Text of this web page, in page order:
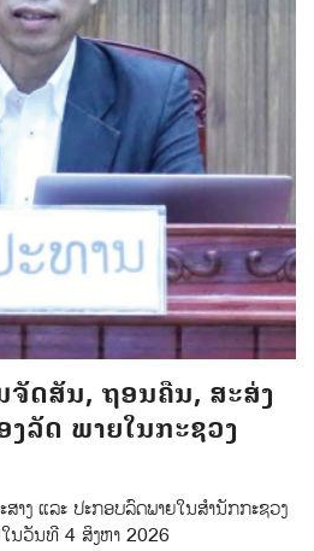
ດສັນ, ຖອນຄືນ, ສະສ່ງ
ລັດ ພາຍໃນກະຊວງ
ງ ແລະ ປະກອບລົດພາຍໃນສຳນັກກະຊວງ
ນວັນທີ 4 ສິງຫາ 2026